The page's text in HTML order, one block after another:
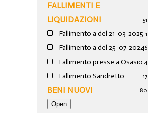
FALLIMENTI E
LIQUIDAZIONI
51
Fallimento a del 21-03-2025 1
Fallimento a del 25-07-20246
Fallimento presse a Osasio 4
Fallimento Sandretto 17
BENI NUOVI 80